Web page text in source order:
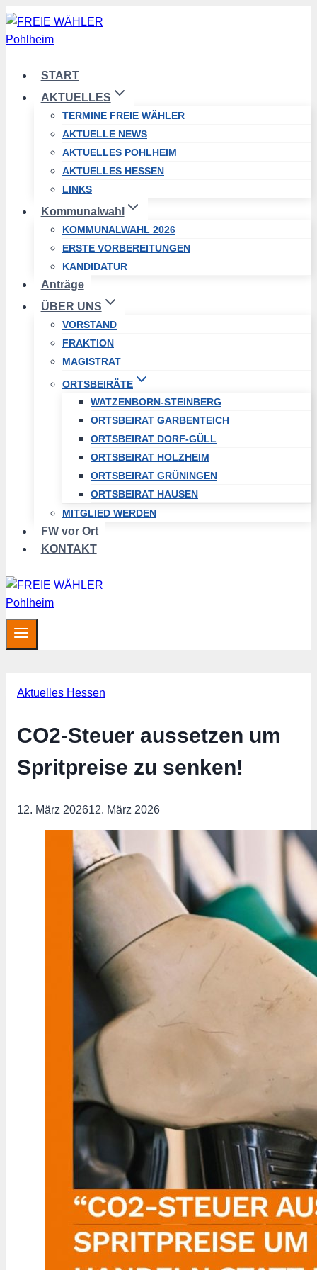
Zum
START
AKTUELLES
TERMINE FREIE WÄHLER
AKTUELLE NEWS
AKTUELLES POHLHEIM
AKTUELLES HESSEN
LINKS
Kommunalwahl
KOMMUNALWAHL 2026
ERSTE VORBEREITUNGEN
KANDIDATUR
Anträge
ÜBER UNS
VORSTAND
FRAKTION
MAGISTRAT
ORTSBEIRÄTE
WATZENBORN-STEINBERG
ORTSBEIRAT GARBENTEICH
ORTSBEIRAT DORF-GÜLL
ORTSBEIRAT HOLZHEIM
ORTSBEIRAT GRÜNINGEN
ORTSBEIRAT HAUSEN
MITGLIED WERDEN
FW vor Ort
KONTAKT
Aktuelles Hessen
CO2-Steuer aussetzen um
Spritpreise zu senken!
12. März 202612. März 2026